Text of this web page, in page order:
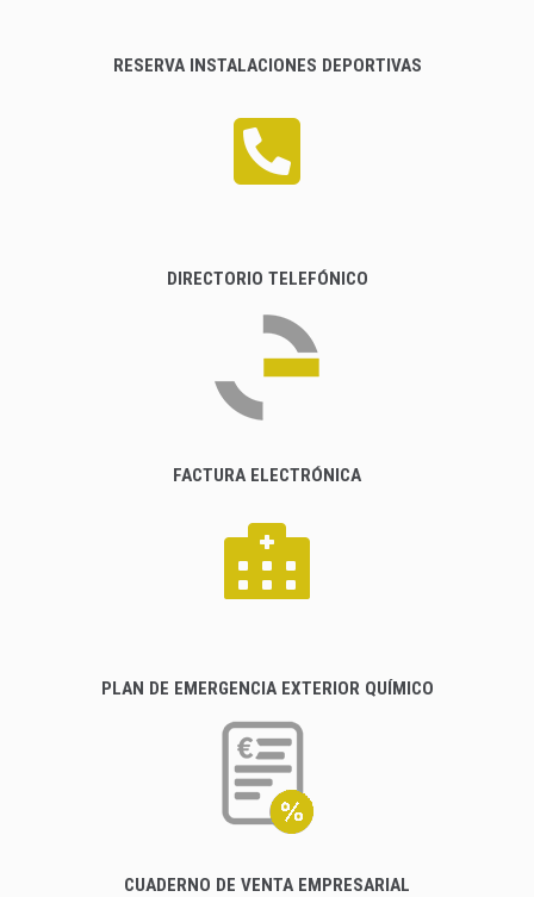
RESERVA INSTALACIONES DEPORTIVAS
DIRECTORIO TELEFÓNICO
FACTURA ELECTRÓNICA
PLAN DE EMERGENCIA EXTERIOR QUÍMICO
CUADERNO DE VENTA EMPRESARIAL